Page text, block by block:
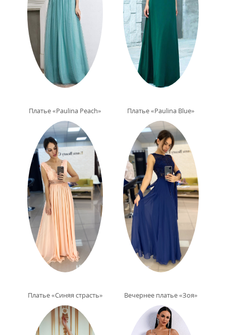
Платье «Paulina Peach» Платье «Paulina Blue»
Платье «Синяя страсть» Вечернее платье «Зоя»